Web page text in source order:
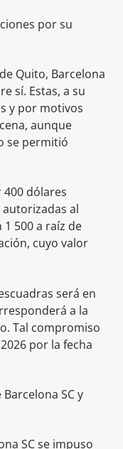
por su
Quito, Barcelona
sí. Estas, a su
y por motivos
aunque
se permitió
dólares
al
500 a raíz de
cuyo valor
será en
a la
Tal compromiso
por la fecha
SC y
SC se impuso